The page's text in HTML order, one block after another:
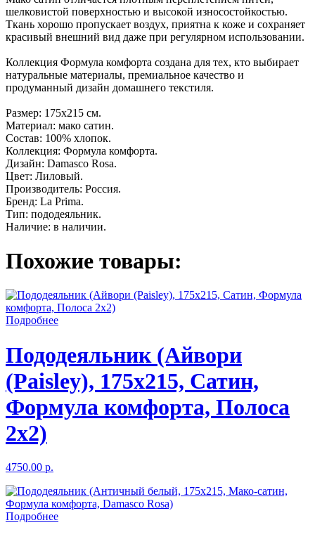
шелковистой поверхностью и высокой износостойкостью.
Ткань хорошо пропускает воздух, приятна к коже и сохраняет
красивый внешний вид даже при регулярном использовании.
Коллекция Формула комфорта создана для тех, кто выбирает
натуральные материалы, премиальное качество и
продуманный дизайн домашнего текстиля.
Размер: 175x215 см.
Материал: мако сатин.
Состав: 100% хлопок.
Коллекция: Формула комфорта.
Дизайн: Damasco Rosa.
Цвет: Лиловый.
Производитель: Россия.
Бренд: La Prima.
Тип: пододеяльник.
Наличие: в наличии.
Похожие товары:
Подробнее
Пододеяльник (Айвори
(Paisley), 175x215, Сатин,
Формула комфорта, Полоса
2x2)
4750.00 р.
Подробнее